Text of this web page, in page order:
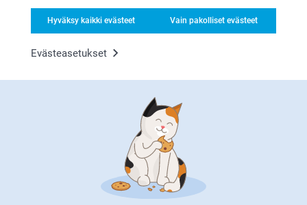
Hyväksy kaikki evästeet Vain pakolliset evästeet
Evästeasetukset
Tilaa uutiskirje
Kirjoita sähköpostiosoitteesi tähän